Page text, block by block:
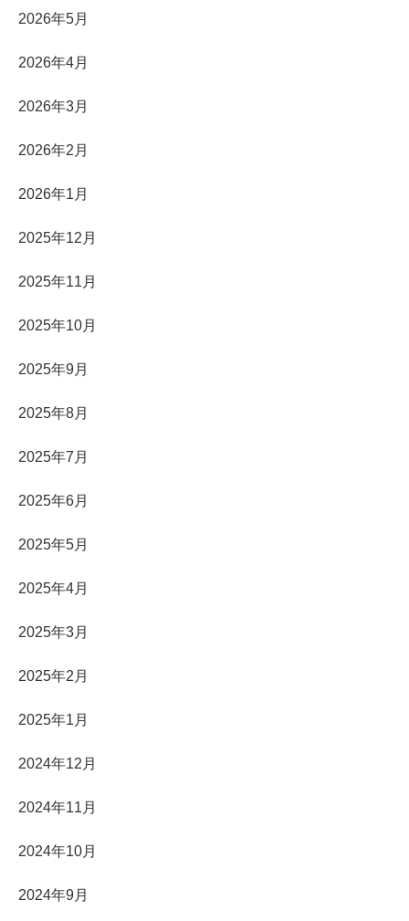
2026年5月
2026年4月
2026年3月
2026年2月
2026年1月
2025年12月
2025年11月
2025年10月
2025年9月
2025年8月
2025年7月
2025年6月
2025年5月
2025年4月
2025年3月
2025年2月
2025年1月
2024年12月
2024年11月
2024年10月
2024年9月